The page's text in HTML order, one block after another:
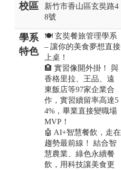
校區
新竹市香山區玄奘路4
8號
學系
特色
🍽️ 玄奘餐旅管理學系
– 讓你的美食夢想直接
上桌！
🏨 實習像開外掛！ 與
香格里拉、王品、遠
東飯店等97家企業合
作，實習續留率高達5
4%，畢業直接變職場
MVP！
🤖 AI+智慧餐飲，走在
趨勢最前線！ 結合智
慧農業、綠色永續餐
飲，用科技讓美食更